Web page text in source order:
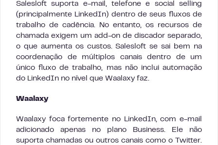
Salesloft suporta e-mail, telefone e social selling
(principalmente LinkedIn) dentro de seus fluxos de
trabalho de cadência. No entanto, os recursos de
chamada exigem um add-on de discador separado,
o que aumenta os custos. Salesloft se sai bem na
coordenação de múltiplos canais dentro de um
único fluxo de trabalho, mas não inclui automação
do LinkedIn no nível que Waalaxy faz.
Waalaxy
Waalaxy foca fortemente no LinkedIn, com e-mail
adicionado apenas no plano Business. Ele não
suporta chamadas ou outros canais como o Twitter.